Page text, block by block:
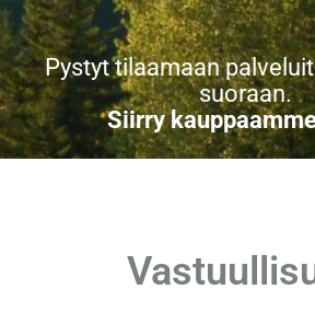
Pystyt tilaamaan
suoraan.
Siirry